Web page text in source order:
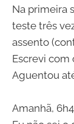
Na primeira
teste três
assento
Escrevi com
Aguentou
Amanhã,